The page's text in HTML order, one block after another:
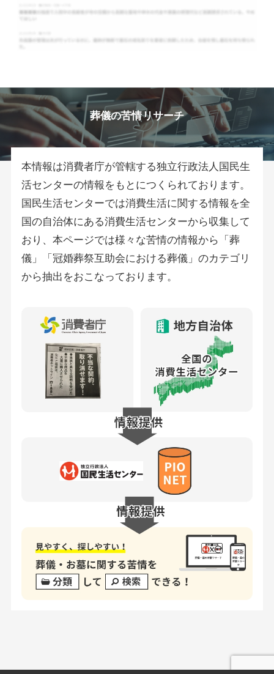
葬儀の苦情リサーチ
本情報は消費者庁が管轄する独立行政法人国民生
活センターの情報をもとにつくられております。
国民生活センターでは消費生活に関する情報を全
国の自治体にある消費生活センターから収集して
おり、本ページでは様々な苦情の情報から「葬
儀」「冠婚葬祭互助会における葬儀」のカテゴリ
から抽出をおこなっております。